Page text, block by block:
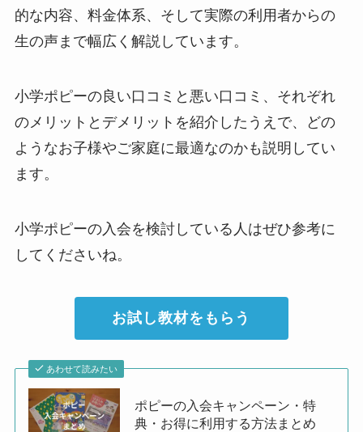
的な内容、料金体系、そして実際の利用者からの
生の声まで幅広く解説しています。
小学ポピーの良い口コミと悪い口コミ、それぞれ
のメリットとデメリットを紹介したうえで、どの
ようなお子様やご家庭に最適なのかも説明してい
ます。
小学ポピーの入会を検討している人はぜひ参考に
してくださいね。
お試し教材をもらう
あわせて読みたい
ポピーの入会キャンペーン・特
典・お得に利用する方法まとめ